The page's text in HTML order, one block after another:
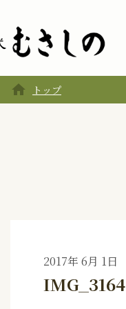
home トップ
2017年 6月 1日
IMG_3164